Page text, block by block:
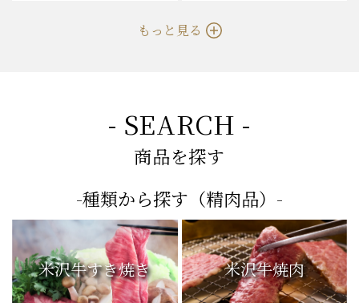
もっと見る
- SEARCH -
商品を探す
-種類から探す（精肉品）-
米沢牛すき焼き 米沢牛焼肉